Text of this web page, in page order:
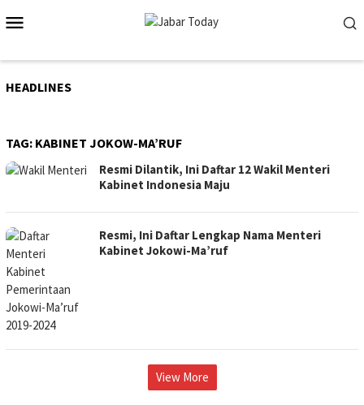
to
HEADLINES
TAG: KABINET JOKOW-MA’RUF
Resmi Dilantik, Ini Daftar 12 Wakil Menteri
Kabinet Indonesia Maju
Resmi, Ini Daftar Lengkap Nama Menteri
Kabinet Jokowi-Ma’ruf
View More